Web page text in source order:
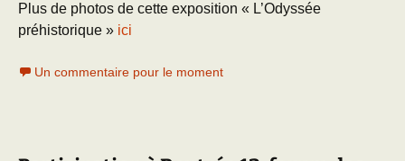
Plus de photos de cette exposition « L’Odyssée
préhistorique » ici
Un commentaire pour le moment